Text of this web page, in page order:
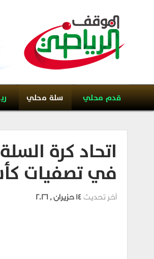
قدم محلي سلة محلي
اتحاد كرة
في تصفيات كأس
آخر تحديث 14 حزيران , 2026